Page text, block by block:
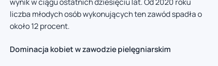
liczba młodych osób wykonujących ten zawód spadła o
około 12 procent.
Dominacja kobiet w zawodzie pielęgniarskim